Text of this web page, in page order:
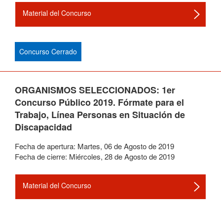
Material del Concurso
Concurso Cerrado
ORGANISMOS SELECCIONADOS: 1er
Concurso Público 2019. Fórmate para el
Trabajo, Línea Personas en Situación de
Discapacidad
Fecha de apertura: Martes, 06deAgostode2019
Fecha de cierre: Miércoles, 28deAgostode2019
Material del Concurso